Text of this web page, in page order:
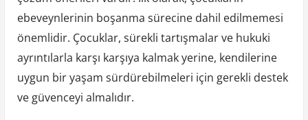
ebeveynlerinin boşanma sürecine dahil edilmemesi
önemlidir. Çocuklar, sürekli tartışmalar ve hukuki
ayrıntılarla karşı karşıya kalmak yerine, kendilerine
uygun bir yaşam sürdürebilmeleri için gerekli destek
ve güvenceyi almalıdır.